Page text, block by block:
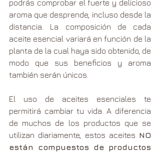
podrás comprobar el fuerte y delicioso
aroma que desprende, incluso desde la
distancia. La composición de cada
aceite esencial variará en función de la
planta de la cual haya sido obtenido, de
modo que sus beneficios y aroma
también serán únicos.
El uso de aceites esenciales te
permitirá cambiar tu vida. A diferencia
de muchos de los productos que se
utilizan diariamente, estos aceites NO
están compuestos de productos